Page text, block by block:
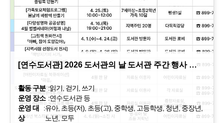
[연수도서관] 2026 도서관의 날 도서관 주간 행사 …
활동 구분 :읽기, 걷기, 쓰기
운영 장소 :연수도서관 등
운영 대
상
:유아, 초등(저), 초등(고), 중학생, 고등학생, 청년, 중장년,
노년, 모두